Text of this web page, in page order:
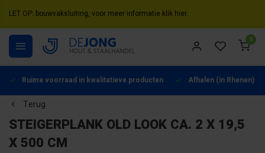
LET OP: bouwvaksluiting, voor meer informatie klik hier.
0
Ruime voorraad in kwalitatieve producten Afhalen (in Rhenen)
Terug
STEIGERPLANK OLD LOOK CA. 2 X 19,5
X 500 CM